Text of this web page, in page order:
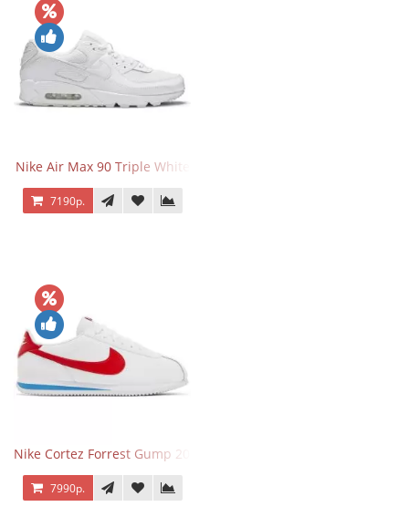
Nike Air Max 90 Triple White
7190р.
Nike Cortez Forrest Gump 2024
7990р.